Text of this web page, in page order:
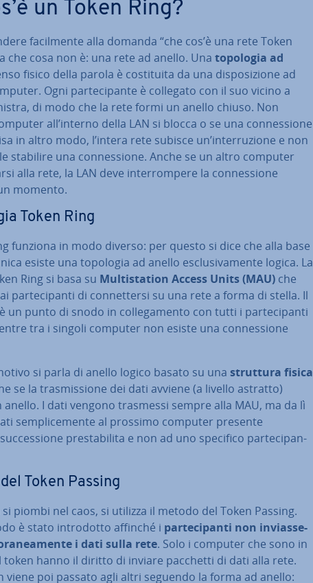
un Token Ring?
fa­cil­men­te alla domanda “che cos’è una rete Token
che cosa non è: una rete ad anello. Una topologia ad
fisico della parola è co­sti­tui­ta da una di­spo­si­zio­ne ad
Ogni par­te­ci­pan­te è collegato con il suo vicino a
di modo che la rete formi un anello chiuso. Non
all’interno della LAN si blocca o se una con­nes­sio­ne
in altro modo, l’intera rete subisce un’in­ter­ru­zio­ne e non
stabilire una con­nes­sio­ne. Anche se un altro computer
alla rete, la LAN deve in­ter­rom­pe­re la con­nes­sio­ne
momento.
Token Ring
funziona in modo diverso: per questo si dice che alla base
esiste una topologia ad anello esclu­si­va­men­te logica. La
Ring si basa su Mul­ti­sta­tion Access Units (MAU) che
par­te­ci­pan­ti di con­net­ter­si su una rete a forma di stella. Il
un punto di snodo in col­le­ga­men­to con tutti i par­te­ci­pan­ti
tra i singoli computer non esiste una con­nes­sio­ne
si parla di anello logico basato su una struttura fisica
se la tra­smis­sio­ne dei dati avviene (a livello astratto)
anello. I dati vengono trasmessi sempre alla MAU, ma da lì
sem­pli­ce­men­te al prossimo computer presente
pre­sta­bi­li­ta e non ad uno specifico par­te­ci­pan­
Token Passing
piombi nel caos, si utilizza il metodo del Token Passing.
è stato in­tro­dot­to affinché i par­te­ci­pan­ti non in­vias­se­
i dati sulla rete. Solo i computer che sono in
token hanno il diritto di inviare pacchetti di dati alla rete.
viene poi passato agli altri seguendo la forma ad anello: